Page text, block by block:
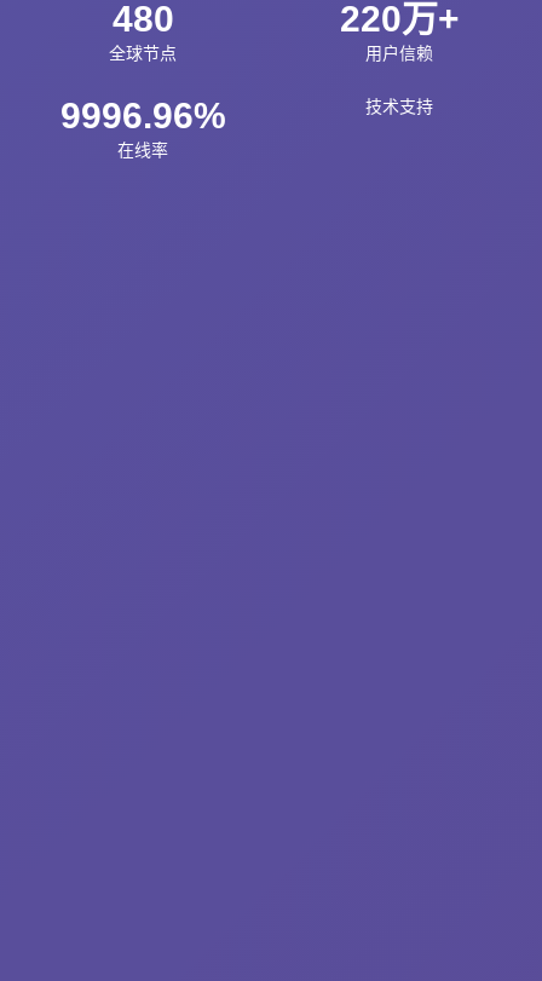
480
全球节点
220万+
用户信赖
9996.96%
在线率
技术支持